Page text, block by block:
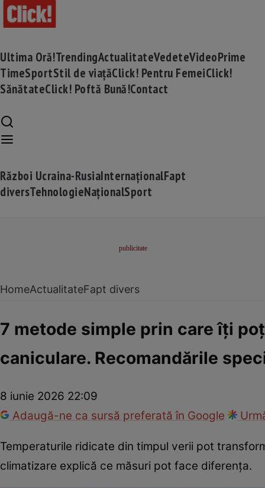
Ultima Oră!TrendingActualitateVedeteVideoPrime
TimeSportStil de viațăClick! Pentru FemeiClick!
SănătateClick! Poftă Bună!Contact
Război Ucraina-RusiaInternaționalFapt
diversTehnologieNaționalSport
HomeActualitateFapt divers
7 metode simple prin care îți
caniculare. Recomandările
8 iunie 2026 22:09
Adaugă-ne ca sursă preferată în Google
Temperaturile ridicate din timpul verii pot
climatizare explică ce măsuri pot face diferența.